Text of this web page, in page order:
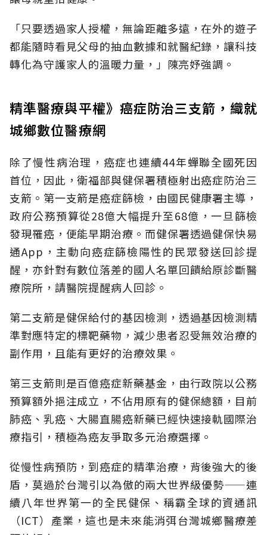
「只要透過家人授權，無論距離多遠，在外的遊子
都能隨時看見父母的抽血數據和就醫紀錄，讓科技
轉化為守護家人的溫暖力量，」陳亮妤強調。
精準醫療與平權》癌症防治三支箭，織就
城鄉數位醫療網
除了慢性病治理，癌症也連續44年蟬聯全國死因
首位，因此，衛福部與健保署積極射出癌症防治三
支箭。第一支箭是癌症篩檢，由國民健康署主導，
政府公務預算從28億大幅提升至68億，一旦篩檢
發現罹癌，便能早期治療。而健保署透過健保快易
通App，主動向癌症篩檢陽性的民眾發送回診提
醒，亦針對有數位落差的國人名單回饋給原診斷醫
療院所，請醫院提醒病人回診。
第二支箭是健保給付的基因檢測，透過基因檢測精
準對應特定的標靶藥物，減少患者忍受無效治療的
副作用，且能有更好的治療效果。
第三支箭則是百億癌症新藥基金，由行政院以公務
預算額外挹注成立，不佔用原有的健保總額，目前
肺癌、乳癌、大腸直腸癌新藥已經快速接軌國際治
療指引，積極為癌友爭取多元治療選擇。
從慢性病預防，到癌症的精準治療，背後強大的後
盾，莫過於台灣引以為傲的兩大世界級優勢——連
續八年世界第一的全民健保、稱霸全球的資通訊
（ICT）產業，這也是未來能消弭台灣城鄉醫療差